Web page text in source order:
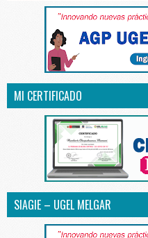
MI CERTIFICADO
SIAGIE – UGEL MELGAR